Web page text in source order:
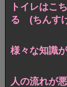
トイレはこ
る (ちんす
様々な知識
人の流れが